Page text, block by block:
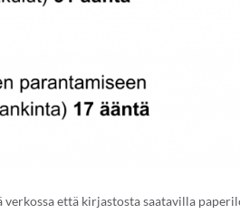
että kirjastosta saatavilla